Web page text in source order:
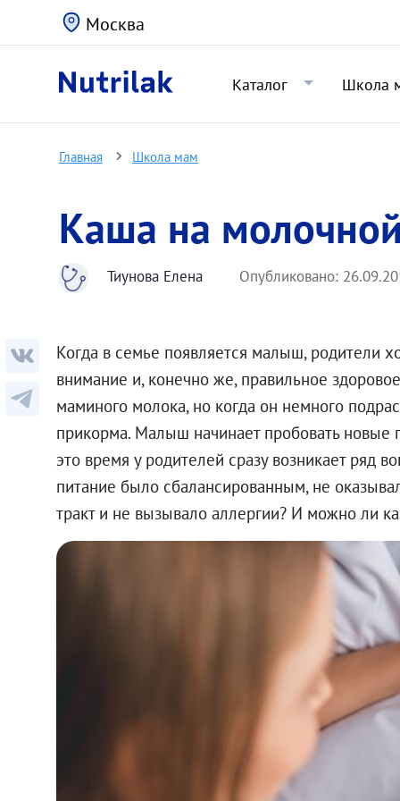
Москва
Каталог Школа
Главная Школа мам
Каша на
Тиунова Елена Опубликовано:
Когда в семье появляется малыш, родители
внимание и, конечно же, правильное
маминого молока, но когда он немного
прикорма. Малыш начинает пробовать
это время у родителей сразу возникает ряд
питание было сбалансированным, не
тракт и не вызывало аллергии? И можно ли